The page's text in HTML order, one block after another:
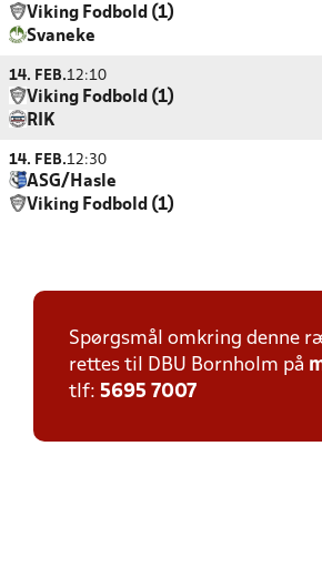
Viking Fodbold (1)
Svaneke
14. FEB.12:10
Viking Fodbold (1)
RIK
14. FEB.12:30
ASG/Hasle
Viking Fodbold (1)
Spørgsmål omkring denne
rettes til DBU Bornholm på
tlf: 5695 7007